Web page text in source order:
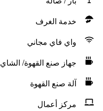
خدمة الغرف
واي فاي مجاني
جهاز صنع القهوة/ الشاي
آلة صنع القهوة
مركز أعمال